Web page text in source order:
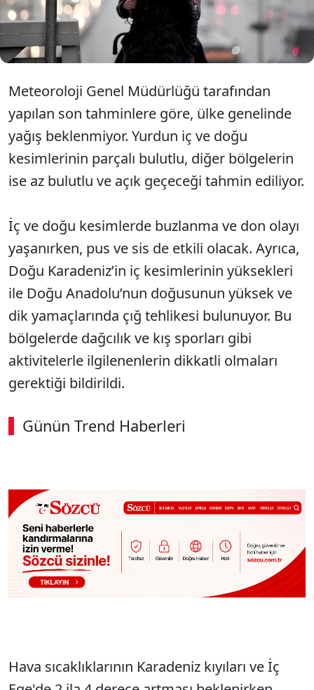
öngörülüyor. Yurt genelinde yağış görülmeyecek,
sıcaklıklar mevsim normallerinde seyredecek.
Meteoroloji Genel Müdürlüğü tarafından
yapılan son tahminlere göre, ülke genelinde
yağış beklenmiyor. Yurdun iç ve doğu
kesimlerinin parçalı bulutlu, diğer bölgelerin
ise az bulutlu ve açık geçeceği tahmin ediliyor.
İç ve doğu kesimlerde buzlanma ve don olayı
yaşanırken, pus ve sis de etkili olacak. Ayrıca,
Doğu Karadeniz’in iç kesimlerinin yüksekleri
ile Doğu Anadolu’nun doğusunun yüksek ve
dik yamaçlarında çığ tehlikesi bulunuyor. Bu
bölgelerde dağcılık ve kış sporları gibi
aktivitelerle ilgilenenlerin dikkatli olmaları
gerektiği bildirildi.
Günün Trend Haberleri
00:02 / 02:14
Hava sıcaklıklarının Karadeniz kıyıları ve İç